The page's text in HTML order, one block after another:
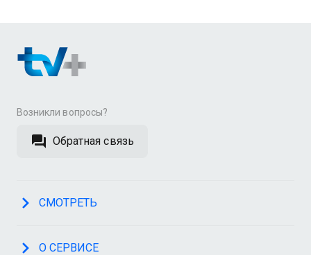
Возникли вопросы?
Обратная связь
СМОТРЕТЬ
О СЕРВИСЕ